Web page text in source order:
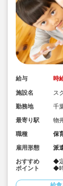
給与 時
施設名
ス
勤務地
千
最寄り駅
物
職種
保
雇用形態
派
おすすめ
ポイント
◆
◆
◆